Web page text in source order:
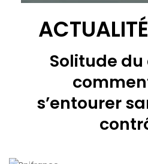
Solitude
s’entourer